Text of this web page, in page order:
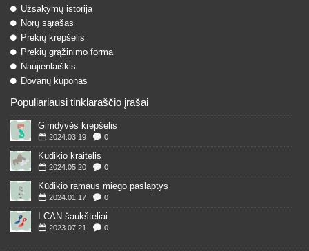
Užsakymų istorija
Norų sąrašas
Prekių krepšelis
Prekių grąžinimo forma
Naujienlaiškis
Dovanų kuponas
Populiariausi tinklaraščio įrašai
Gimdyvės krepšelis
2024.03.19 0
Kūdikio kraitelis
2024.05.20 0
Kūdikio ramaus miego paslaptys
2024.01.17 0
I CAN šaukšteliai
2023.07.21 0